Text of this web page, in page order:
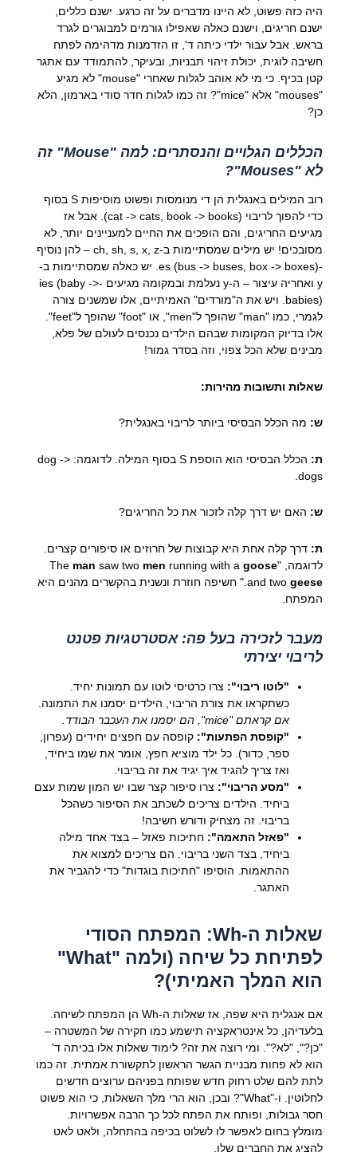
היה כזה פשוט, לא היינו מדברים על זה כרגע. ישנם כללים,
ישנם חריגים, וישנם כאלה שאפילו גורמים למבוגרים לגרד
בראש. אבל עבור ילדי כיתה ד', זו הזדמנות מדהימה לפתח
חשיבה לוגית, יכולת זיהוי תבניות, ובעיקר, להתמודד עם אתגר
קטן בכיף. כי מי לא אוהב לגלות שאחרי "mouse" לא מגיע
"mouses" אלא "mice"? זה כמו לגלות חדר סודי בארמון, הלא
כן?
הכללים הגלויים והנסתרים: למה "Mouse" זה
לא "Mouses"?
רוב המילים באנגלית הן די מנומסות ופשוט מוסיפות S בסוף
כדי להפוך לריבוי (cat -> cats, book -> books). אבל אז
מגיעים החריגים, והם הופכים את החיים למעניינים יותר, לא
מסובכים! יש מילים שמסתיימות ב-ch, sh, s, x, z – להן נוסיף
-es (bus -> buses, box -> boxes). יש כאלה שמסתיימות ב-
y ואחריה עיצור – ה-y נעלמת ובמקומה מגיעים -ies (baby ->
babies). ויש את ה"מורדים" האמיתיים, אלו שמשנים צורה
לגמרי, כמו "man" שהופך ל"men", או "foot" שהופך ל"feet".
אלו בדיוק המקומות שבהם הילדים נכנסים לעולם של פלא,
מבינים שלא הכל צפוי, וזה בסדר גמור!
שאלות ותשובות מהירות:
ש: מה הכלל הבסיסי ביותר לריבוי באנגלית?
ת:
הכלל הבסיסי הוא הוספת S בסוף המילה. לדוגמה: dog ->
dogs.
ש: האם יש דרך קלה לזכור את כל החריגים?
ת: דרך קלה אחת היא קבוצות של חרוזים או סיפורים קצרים.
לדוגמה, "The
man saw two men running with agoose
and twogeese
." חשיפה חוזרת ונשנית בהקשרים מהנים היא
המפתח.
מעבר לזכירה בעל פה: אסטרטגיות פטנט
לריבוי יצירתי
"לוטו ריבוי": צרו כרטיסי לוטו עם תמונות יחיד.
כשתקראו את צורת הריבוי, הילדים יסמנו את התמונה.
אם קראתם "mice", הם יסמנו את העכבר הבודד.
"קופסת הפתעות": קופסה עם חפצים יחידים (עפרון,
ספר, כדור). כל ילד מוציא חפץ, אומר את שמו ביחיד,
ואז צריך להגיד איך יגיד את זה בריבוי.
"מסע הריבוי": צרו סיפור קצר שבו יש המון שמות עצם
ביחיד. הילדים צריכים לשכתב את הסיפור כשהכל
בריבוי. זה מצחיק ודורש חשיבה!
"פאזל התאמה": חתיכות פאזל – בצד אחד מילה
ביחיד, בצד השני בריבוי. הם צריכים למצוא את
ההתאמות. הוסיפו "חתיכות בוגדות" כדי להגביר את
האתגר.
שאלות ה-Wh: המפתח הסודי
לפתיחת כל שיחה (ולמה "What"
הוא המלך האמיתי)?
אם אנגלית היא שפה, אז שאלות ה-Wh הן המפתח לשיחה.
בלעדיהן, כל אינטראקציה תישמע כמו חקירה של המשטרה –
"כן?", "לא?". ומי רוצה את זה? לימוד שאלות אלו בכיתה ד'
הוא לא פחות מבניית הגשר הראשון לתקשורת אמתית. זה כמו
לתת להם שלט רחוק חדש שפותח בפניהם ערוצים חדשים
לחלוטין. ו-"What"? ובכן, הוא הרי מלך השאלות, כי הוא פשוט
חסר גבולות, ופותח את הפתח לכל כך הרבה אפשרויות.
מומלץ בחום לאפשר לו לשלוט בכיפה בהתחלה, ולאט לאט
להציג את החברים שלו.